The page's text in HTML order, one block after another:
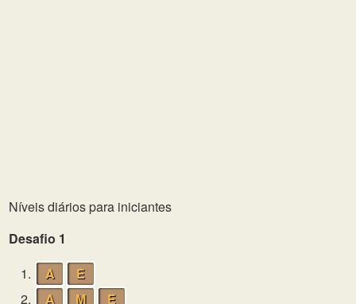
Níveis diários para iniciantes
Desafio 1
1.
A
E
2.
A M
E